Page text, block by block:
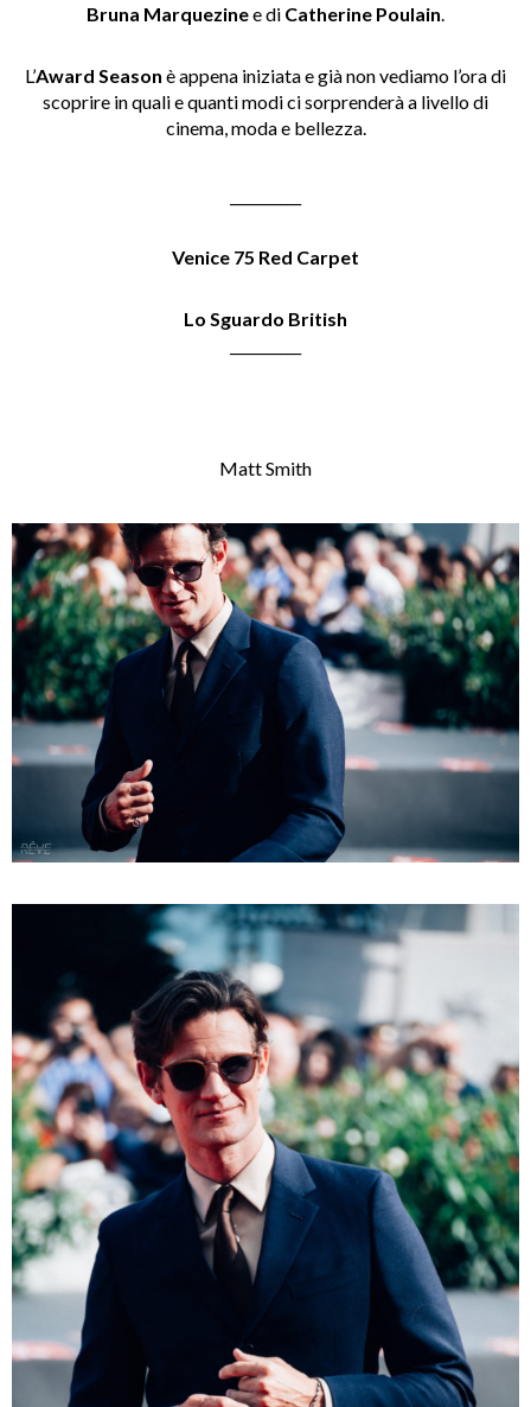
Bruna Marquezinee di Catherine Poulain.
L’Award Season è appena iniziata e già non vediamo l’ora di
scoprire in quali e quanti modi ci sorprenderà a livello di
cinema, moda e bellezza.
Venice 75 Red Carpet
Lo Sguardo British
Matt Smith